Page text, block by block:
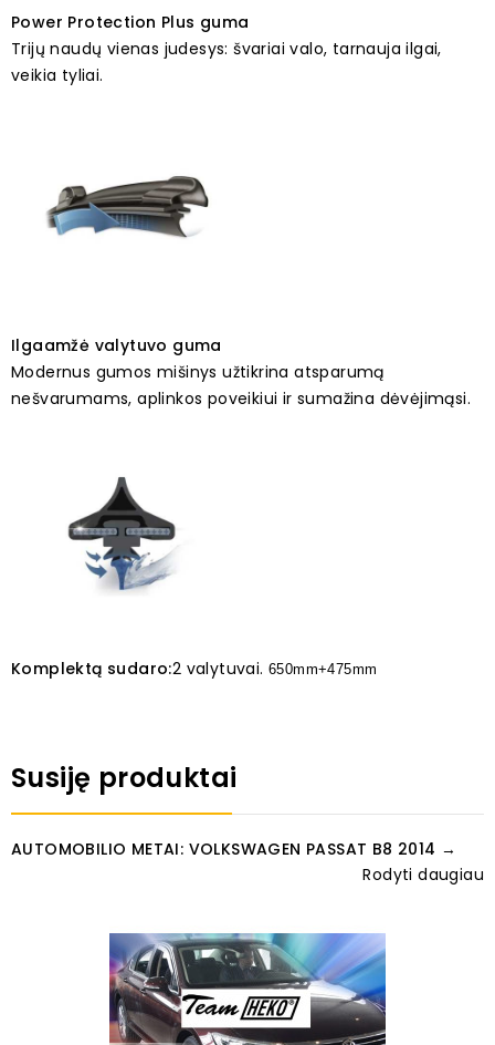
Power Protection Plus guma
Trijų naudų vienas judesys: švariai valo, tarnauja ilgai,
veikia tyliai.
Ilgaamžė valytuvo guma
Modernus gumos mišinys užtikrina atsparumą
nešvarumams, aplinkos poveikiui ir sumažina dėvėjimąsi.
Komplektą sudaro:2 valytuvai.650mm+475mm
Susiję produktai
AUTOMOBILIO METAI: VOLKSWAGEN PASSAT B8 2014 →
Rodyti daugiau